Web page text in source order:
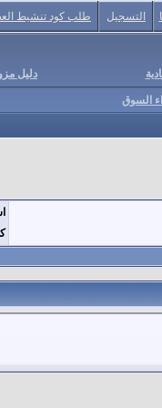
التسجيل طلب كود تنشيط
دليل
السوق